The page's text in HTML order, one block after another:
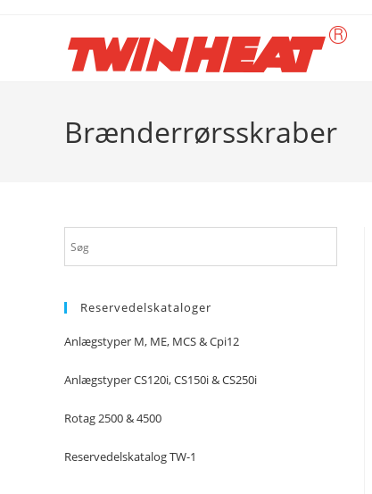
Brænderrørsskraber
Reservedelskataloger
Anlægstyper M, ME, MCS & Cpi12
Anlægstyper CS120i, CS150i & CS250i
Rotag 2500 & 4500
Reservedelskatalog TW-1